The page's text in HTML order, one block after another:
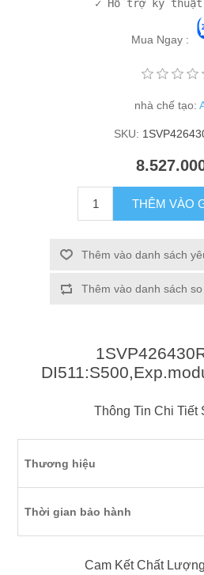
Mua Ngay :
nhà chế tạo:
SKU:
THÊM VÀO
Thêm vào danh sách
Thêm vào danh sách
Thông Tin Chi Tiết
Thương hiệu
Thời gian bảo hành
Cam Kết Chất